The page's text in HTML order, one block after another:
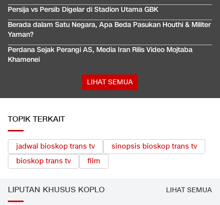
Persija vs Persib Digelar di Stadion Utama GBK
Berada dalam Satu Negara, Apa Beda Pasukan Houthi & Militer
Yaman?
Perdana Sejak Perangi AS, Media Iran Rilis Video Mojtaba
Khamenei
LIHAT SEMUA
TOPIK TERKAIT
jadwal bioskop trans tv
sinopsis bioskop trans tv
bioskop trans tv
film
LIPUTAN KHUSUS KOPLO LIHAT SEMUA